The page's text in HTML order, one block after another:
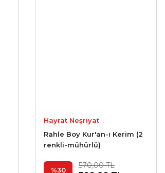
Hayrat Neşriyat
Rahle Boy Kur'an-ı Kerim (2
renkli-mühürlü)
%30
570,00 TL